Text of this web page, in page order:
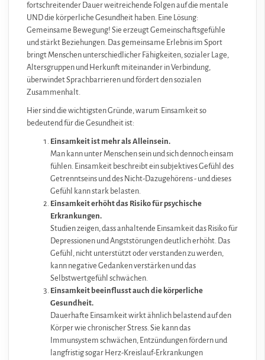
fortschreitender Dauer weitreichende Folgen auf die mentale
UND die körperliche Gesundheit haben. Eine Lösung:
Gemeinsame Bewegung! Sie erzeugt Gemeinschaftsgefühle
und stärkt Beziehungen. Das gemeinsame Erlebnis im Sport
bringt Menschen unterschiedlicher Fähigkeiten, sozialer Lage,
Altersgruppen und Herkunft miteinander in Verbindung,
überwindet Sprachbarrieren und fördert den sozialen
Zusammenhalt.
Hier sind die wichtigsten Gründe, warum Einsamkeit so
bedeutend für die Gesundheit ist:
Einsamkeit ist mehr als Alleinsein.
Man kann unter Menschen sein und sich dennoch einsam
fühlen. Einsamkeit beschreibt ein subjektives Gefühl des
Getrenntseins und des Nicht-Dazugehörens - und dieses
Gefühl kann stark belasten.
Einsamkeit erhöht das Risiko für psychische
Erkrankungen.
Studien zeigen, dass anhaltende Einsamkeit das Risiko für
Depressionen und Angststörungen deutlich erhöht. Das
Gefühl, nicht unterstützt oder verstanden zu werden,
kann negative Gedanken verstärken und das
Selbstwertgefühl schwächen.
Einsamkeit beeinflusst auch die körperliche
Gesundheit.
Dauerhafte Einsamkeit wirkt ähnlich belastend auf den
Körper wie chronischer Stress. Sie kann das
Immunsystem schwächen, Entzündungen fördern und
langfristig sogar Herz-Kreislauf-Erkrankungen